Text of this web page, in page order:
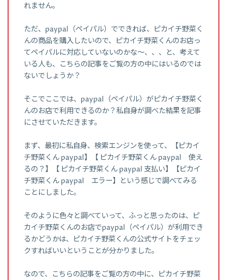
れません。
ただ、paypal（ペイパル）でできれば、ピカイチ野菜く
んの商品を購入したいので、ピカイチ野菜くんのお店っ
てペイパルに対応していないのかな～、、、と、考えて
いる人も、こちらの記事をご覧の方の中にはいるのでは
ないでしょうか？
そこでここでは、paypal（ペイパル）がピカイチ野菜く
んのお店で利用できるのか？私自身が調べた結果を記事
にさせていただきます。
まず、最初に私自身、検索エンジンを使って、【ピカイ
チ野菜くん paypal】【 ピカイチ野菜くん paypal 使え
るの？】【 ピカイチ野菜くん paypal 支払い】【ピカイ
チ野菜くん paypal エラー】という感じで調べてみる
ことにしました。
そのように色々と調べていって、ふっと思ったのは、ピ
カイチ野菜くんのお店でpaypal（ペイパル）が利用でき
るかどうかは、ピカイチ野菜くんの公式サイトをチェッ
クすればいいということが分かりました。
なので、こちらの記事をご覧の方の中に、ピカイチ野菜